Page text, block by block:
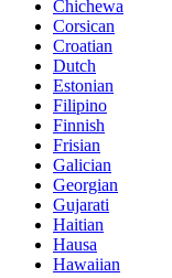
Chichewa
Corsican
Croatian
Dutch
Estonian
Filipino
Finnish
Frisian
Galician
Georgian
Gujarati
Haitian
Hausa
Hawaiian